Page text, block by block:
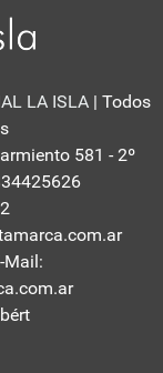
LA ISLA | Todos
581 - 2º
Mail: